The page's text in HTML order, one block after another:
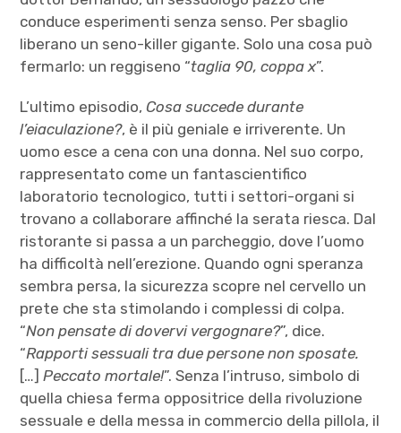
conduce esperimenti senza senso. Per sbaglio
liberano un seno-killer gigante. Solo una cosa può
fermarlo: un reggiseno “taglia 90, coppa x”.
L’ultimo episodio,Cosa succede durante
l’eiaculazione?, è il più geniale e irriverente. Un
uomo esce a cena con una donna. Nel suo corpo,
rappresentato come un fantascientifico
laboratorio tecnologico, tutti i settori-organi si
trovano a collaborare affinché la serata riesca. Dal
ristorante si passa a un parcheggio, dove l’uomo
ha difficoltà nell’erezione. Quando ogni speranza
sembra persa, la sicurezza scopre nel cervello un
prete che sta stimolando i complessi di colpa.
“Non pensate di dovervi vergognare?”, dice.
“Rapporti sessuali tra due persone non sposate.
[…]Peccato mortale!”. Senza l’intruso, simbolo di
quella chiesa ferma oppositrice della rivoluzione
sessuale e della messa in commercio della pillola, il